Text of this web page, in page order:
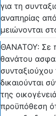
για τη
αναπηρίας
μειώνονται
ΘΑΝΑΤΟΥ: Σε
θανάτου
συνταξιούχου
δικαιούνται
της
προϋπόθεση